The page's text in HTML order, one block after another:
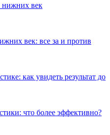
нижних век
век: все за и против
как увидеть результат до
что более эффективно?